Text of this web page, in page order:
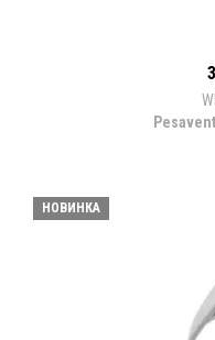
НОВИНКА